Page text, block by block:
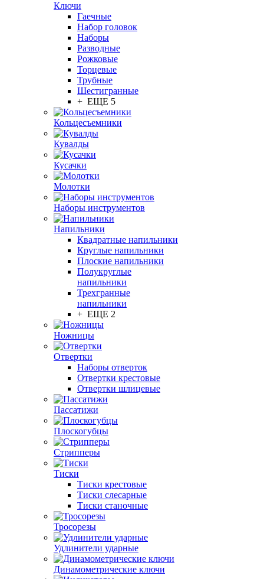
Ключи
Гаечные
Набор головок
Наборы
Разводные
Рожковые
Торцевые
Трубные
Шестигранные
+ ЕЩЕ 5
Кольцесъемники
Кувалды
Кусачки
Молотки
Наборы инструментов
Напильники
Квадратные напильники
Круглые напильники
Плоские напильники
Полукруглые
напильники
Трехгранные
напильники
+ ЕЩЕ 2
Ножницы
Отвертки
Наборы отверток
Отвертки крестовые
Отвертки шлицевые
Пассатижи
Плоскогубцы
Стрипперы
Тиски
Тиски крестовые
Тиски слесарные
Тиски станочные
Тросорезы
Удлинители ударные
Динамометрические ключи